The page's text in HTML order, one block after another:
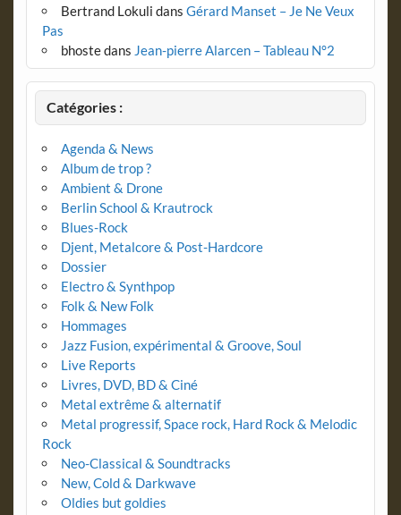
Bertrand Lokuli dans Gérard Manset – Je Ne Veux
Pas
bhostedans Jean-pierre Alarcen – Tableau N°2
Catégories :
Agenda & News
Album de trop ?
Ambient & Drone
Berlin School & Krautrock
Blues-Rock
Djent, Metalcore & Post-Hardcore
Dossier
Electro & Synthpop
Folk & New Folk
Hommages
Jazz Fusion, expérimental & Groove, Soul
Live Reports
Livres, DVD, BD & Ciné
Metal extrême & alternatif
Metal progressif, Space rock, Hard Rock & Melodic
Rock
Neo-Classical & Soundtracks
New, Cold & Darkwave
Oldies but goldies